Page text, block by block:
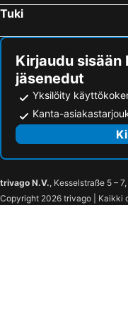
Tuki
Kirjaudu
jäsenedut
Yksilöity
Kanta-
trivago N.V., Kesselstraße 5 –
Copyright 2026 trivago | Kaikki